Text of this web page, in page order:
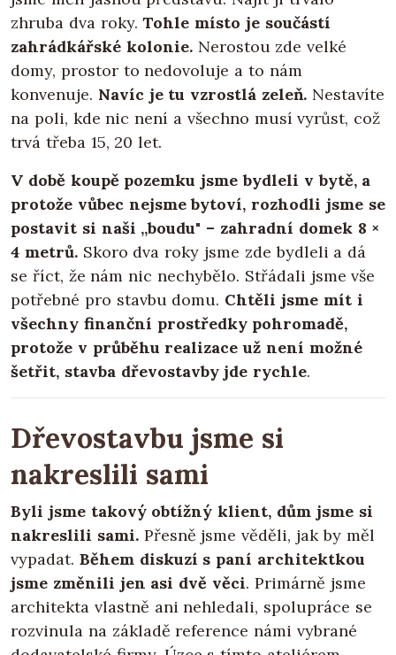
zhruba dva roky.Tohle místo je součástí
zahrádkářské kolonie.Nerostou zde velké
domy, prostor to nedovoluje a to nám
konvenuje. Navíc je tu vzrostlá zeleň. Nestavíte
na poli, kde nic není a všechno musí vyrůst, což
trvá třeba 15, 20 let.
V době koupě pozemku jsme bydleli v bytě, a
protože vůbec nejsme bytoví, rozhodli jsme se
postavit si naši „boudu" – zahradní domek 8 ×
4 metrů.Skoro dva roky jsme zde bydleli a dá
se říct, že nám nic nechybělo. Střádali jsme vše
potřebné pro stavbu domu. Chtěli jsme mít i
všechny finanční prostředky pohromadě,
protože v průběhu realizace už není možné
šetřit, stavba dřevostavby jde rychle.
Dřevostavbu jsme si
nakreslili sami
Byli jsme takový obtížný klient, dům jsme si
nakreslili sami.Přesně jsme věděli, jak by měl
vypadat. Během diskuzí s paní architektkou
jsme změnili jen asi dvě věci. Primárně jsme
architekta vlastně ani nehledali, spolupráce se
rozvinula na základě reference námi vybrané